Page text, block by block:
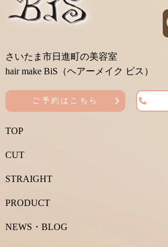
さいたま市日進町の美容室
hair make BiS（ヘアーメイク ビス）
ご予約はこちら
TOP
CUT
STRAIGHT
PRODUCT
NEWS・BLOG